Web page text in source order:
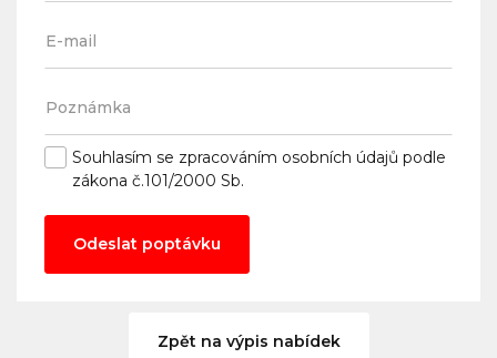
Souhlasím se zpracováním osobních údajů podle
zákona č.101/2000 Sb.
Odeslat poptávku
Zpět na výpis nabídek